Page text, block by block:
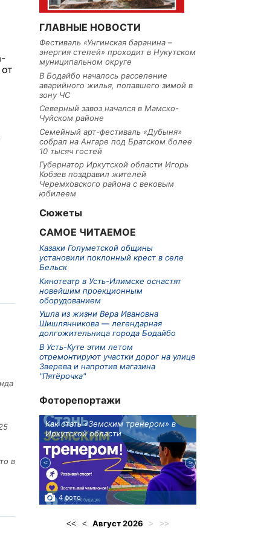
в
ГЛАВНЫЕ НОВОСТИ
Фестиваль «Унгинская баранина –
энергия степей» проходит в Нукутском
муниципальном округе
В Бодайбо началось расселение
аварийного жилья, попавшего зимой в
зону ЧС
Северный завоз начался в Мамско-
Чуйском районе
Семейный арт-фестиваль «Дубыня»
собрал на Ангаре под Братском более
10 тысяч гостей
Губернатор Иркутской области Игорь
Кобзев поздравил жителей
Черемховского района с вековым
юбилеем
Сюжеты
САМОЕ ЧИТАЕМОЕ
Казаки Голуметской общины
установили поклонный крест в селе
Бельск
Кинотеатр в Усть-Илимске оснастят
новейшим проекционным
оборудованием
Ушла из жизни Вера Ивановна
Шишлянникова — легендарная
долгожительница города Бодайбо
В Усть-Куте этим летом
отремонтируют участки дорог на улице
Зверева и напротив магазина
"Пятёрочка"
Фоторепортажи
Как стать «Земским тренером» в
Иркутской области
4 фото
<< < Август2026 > >>